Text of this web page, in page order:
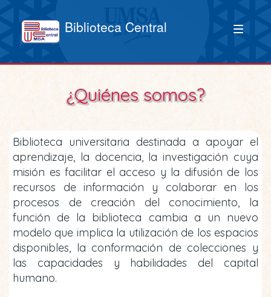
Biblioteca Central
¿Quiénes somos?
Biblioteca universitaria destinada a apoyar el
aprendizaje, la docencia, la investigación cuya
misión es facilitar el acceso y la difusión de los
recursos de información y colaborar en los
procesos de creación del conocimiento, la
función de la biblioteca cambia a un nuevo
modelo que implica la utilización de los espacios
disponibles, la conformación de colecciones y
las capacidades y habilidades del capital
humano.